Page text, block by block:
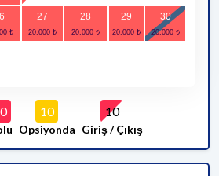
27 28 29 30
10
Opsiyonda
10
Giriş / Çıkış